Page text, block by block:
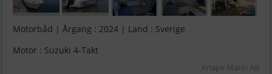
Motorbåd | Årgang : 2024 | Land : Sverige
Motor : Suzuki 4-Takt
Knape Marin AB